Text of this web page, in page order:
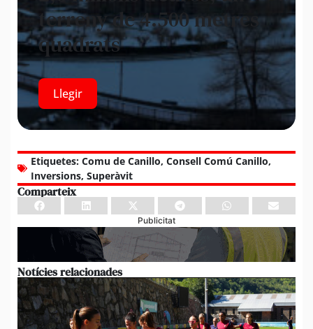
terreny de 4.500 metres
quadrats
Llegir
Etiquetes: Comu de Canillo, Consell Comú Canillo,
Inversions, Superàvit
Comparteix
Publicitat
Notícies relacionades